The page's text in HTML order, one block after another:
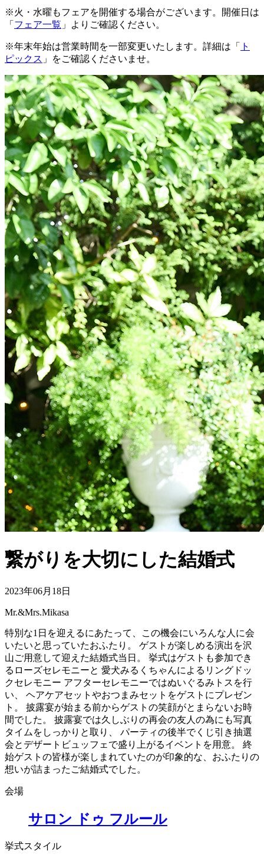
※火・水曜もフェアを開催する場合がございます。開催日は
「 フェア一覧 」よりご確認ください。
※年末年始は営業時間を一部変更いたします。詳細は「
ト
ピックス 」をご確認くださいませ。
繋がりを大切にした結婚式
2023年06月18日
Mr.&Mrs.Mikasa
特別な1日を迎えるにあたって、この機会にいろんな人に会
いたいと思っていたおふたり。 ゲストが楽しめる演出を沢
山ご用意して迎えた結婚式当日。 挙式はゲストも参加でき
るローズセレモニーと 愛犬みるくちゃんによるリングドッ
クセレモニー アフターセレモニーではぬいぐるみトスを行
い、 ヘアケアセットやおつまみセットをゲストにプレゼン
ト。 披露宴が始まる前からゲストの笑顔がとまらないお時
間でした。 披露宴では久しぶりの再会の友人の為にも写真
タイムをしっかりと取り、 パーティの後半でくじ引き抽選
会とデザートビュッフェで盛り上がるイベントを用意。 終
始ゲストの皆様が楽しまれていたのが印象的な、おふたりの
想いが詰まったご結婚式でした。
会場
サロン ドゥ フルール
挙式スタイル